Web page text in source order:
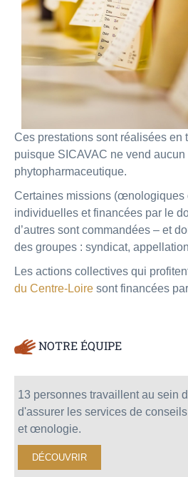
Ces prestations sont réalisées en
puisque SICAVAC ne vend
phytopharmaceutique.
Certaines missions (œnologiques
individuelles et financées par le
d’autres sont commandées – et
des groupes : syndicat,
Les actions collectives qui
du Centre-Loire sont financées
NOTRE ÉQUIPE
13 personnes travaillent au sein
d'assurer les services de
et œnologie.
DÉCOUVRIR